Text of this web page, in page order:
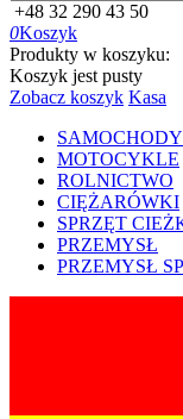
+48 32 290 43 50
0Koszyk
Produkty w koszyku:
Koszyk jest pusty
Zobacz koszyk Kasa
SAMOCHODY
MOTOCYKLE
ROLNICTWO
CIĘŻARÓWKI
SPRZĘT
PRZEMYSŁ
PRZEMYSŁ